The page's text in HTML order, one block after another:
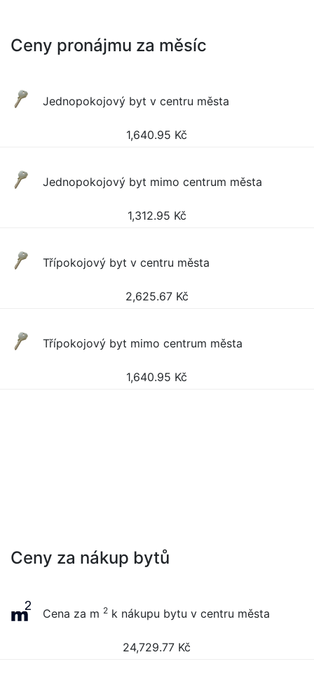
Ceny pronájmu za měsíc
Jednopokojový byt v centru města
1,640.95 Kč
Jednopokojový byt mimo centrum města
1,312.95 Kč
Třípokojový byt v centru města
2,625.67 Kč
Třípokojový byt mimo centrum města
1,640.95 Kč
Ceny za nákup bytů
Cena za m 2 k nákupu bytu v centru města
24,729.77 Kč